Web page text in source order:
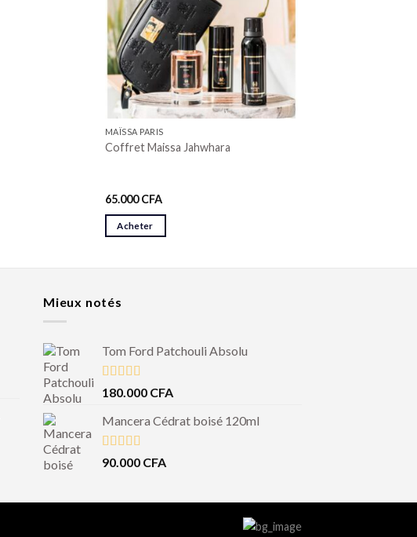
MAÏSSA PARIS
Coffret Maissa Jahwhara
65.000CFA
Acheter
Mieux notés
Tom Ford Patchouli Absolu
Note5.00
180.000 CFA
Mancera Cédrat boisé 120ml
Note5.00
90.000 CFA